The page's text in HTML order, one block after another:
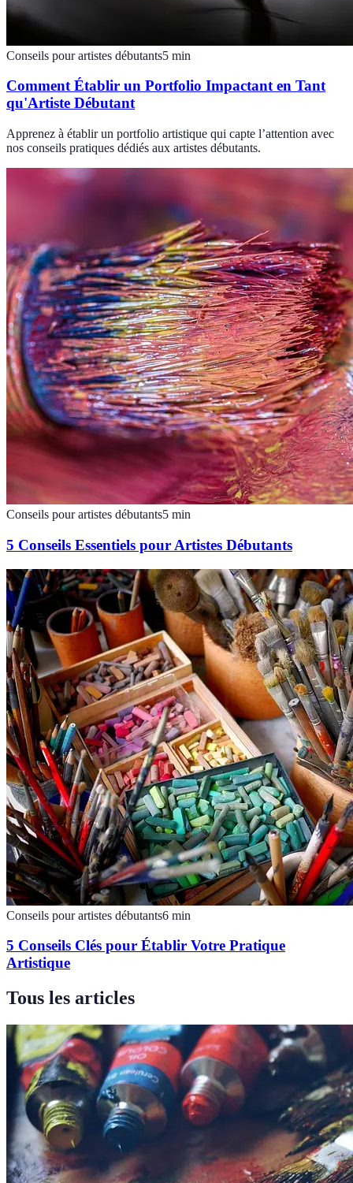
Conseils pour artistes débutants5 min
Comment Établir un Portfolio Impactant en Tant
qu'Artiste Débutant
Apprenez à établir un portfolio artistique qui capte l’attention avec
nos conseils pratiques dédiés aux artistes débutants.
Conseils pour artistes débutants5 min
5 Conseils Essentiels pour Artistes Débutants
Conseils pour artistes débutants6 min
5 Conseils Clés pour Établir Votre Pratique
Artistique
Tous les articles